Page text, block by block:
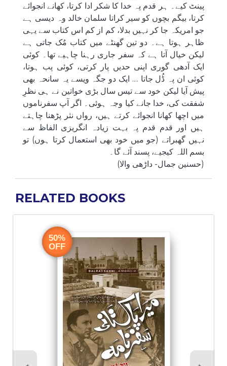
پینٹ کیے۔ ہر قدم پہ خدا کا شکر ادا کرتا، کھانے انجوائے
کرتا، بیگم بچوں کو سیر کراتا سلمان خالد وہ دیسی ہے
جو امریکہ جا کر نہیں بدلا، کم از کم اس کتاب سے یہی
ظاہر ہوتا ہے۔ دو تین گھنٹے میں کتاب مُک جاتی ہے
لیکن خیال آتا ہے کہ سفر جاری رہنا چاہیے تھا۔ کوئی
ایک آدھی گوری اپنی حدیں پار کرتی، کوئی پب ہوتا،
کوئی ان پہ ڈُل جاتا .... ایک دو جگہ ویسے یہ سانحہ بھی
پیش آیا لیکن خود سے تیس سال بڑی خواتین نے ہی نظرِ
شفقت کی، خدا جانے کیا وجہ ہوئی۔ اگر آپ سفرناموں
میں اچھا کھانا انجوائے کرتے ہیں، رواں نثر پڑھنا چاہتے
ہیں اور قدم قدم پہ بہت زیادہ انگریزی الفاظ سے
نہیں گھبراتے (جو میں خود بھی استعمال کرتا ہوں) تو
بسم اللہ کیجیے، پسند آئے گا۔
(حسنین جمال- داڑھی والا)
RELATED BOOKS
50%
OFF